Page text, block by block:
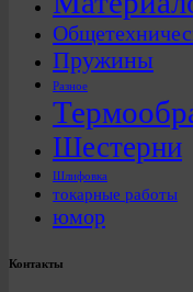
Пружины
Разное
Шестерни
Шлифовка
токарные работы
юмор
Контакты